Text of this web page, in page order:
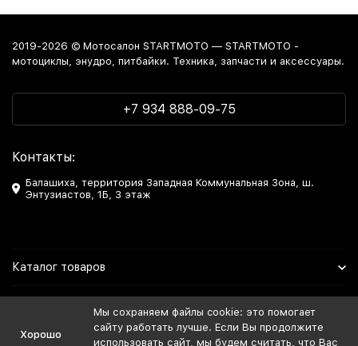
2019-2026 © Мотосалон STARTMOTO — STARTMOTO -
мотоциклы, энудро, питбайки. Техника, запчасти и аксессуары.
+7 934 888-09-75
Контакты:
Балашиха, территория Западная Коммунальная Зона, ш.
Энтузиастов, 1Б, 3 этаж
Каталог товаров
Мы в Соцсетях
Хорошо
Мы сохраняем файлы cookie: это помогает
сайту работать лучше. Если Вы продолжите
использовать сайт, мы будем считать, что Вас